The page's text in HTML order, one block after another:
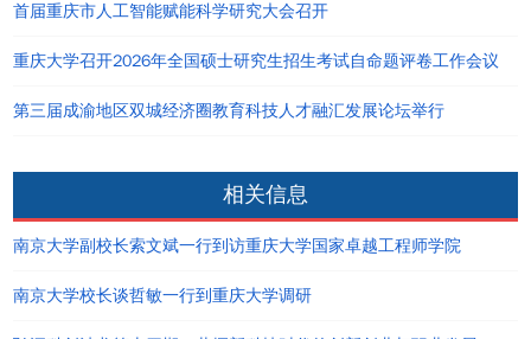
首届重庆市人工智能赋能科学研究大会召开
重庆大学召开2026年全国硕士研究生招生考试自命题评卷工作会议
第三届成渝地区双城经济圈教育科技人才融汇发展论坛举行
相关信息
南京大学副校长索文斌一行到访重庆大学国家卓越工程师学院
南京大学校长谈哲敏一行到重庆大学调研